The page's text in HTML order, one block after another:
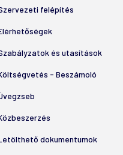
felépítés
és utasítások
- Beszámoló
dokumentumok